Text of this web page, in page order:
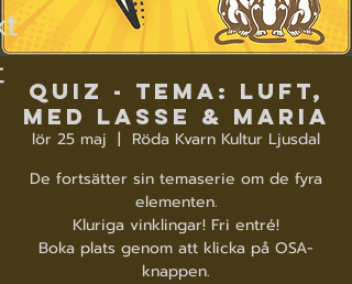
Quiz - Tema: LUFT,
med Lasse & Maria
lör 25 maj
  |
Röda Kvarn Kultur Ljusdal
De fortsätter sin temaserie om de fyra
elementen.
Kluriga vinklingar! Fri entré!
Boka plats genom att klicka på OSA-
knappen.